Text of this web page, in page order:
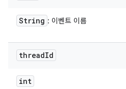
String : 이벤트 이름
threadId
int